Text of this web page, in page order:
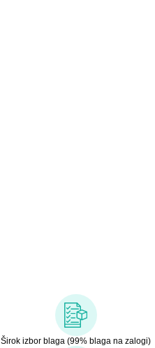
Širok izbor blaga (99% blaga na zalogi)